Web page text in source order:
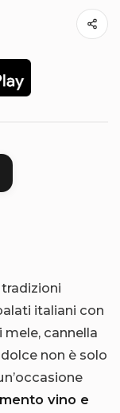
italiani con
cannella
non è solo
vino e